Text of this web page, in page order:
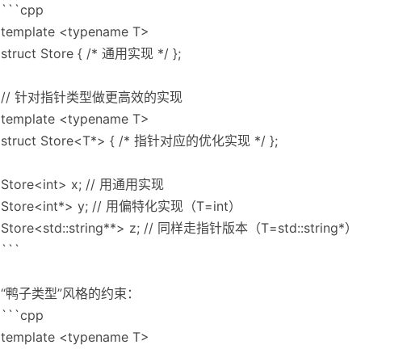
```cpp
template <typename T>
struct Store { /* 通用实现 */ };
// 针对指针类型做更高效的实现
template <typename T>
struct Store<T*> { /* 指针对应的优化实现 */ };
Store<int> x; // 用通用实现
Store<int*> y; // 用偏特化实现（T=int）
Store<std::string**> z; // 同样走指针版本（T=std::string*）
```
“鸭子类型”风格的约束：
```cpp
template <typename T>